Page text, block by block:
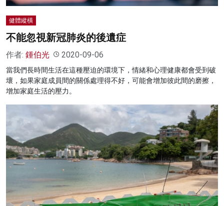
健體縱橫
不能忽視新冠肺炎的後遺症
作者: 鍾伯光 2020-09-06
當我們長時間生活在這種壓迫的環境下，情緒和心理健康都會受到破
壞，如果家庭成員間的關係處理得不好，可能會增加彼此間的磨擦，
增加家庭生活的壓力。